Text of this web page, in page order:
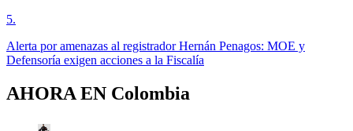
5.
Alerta por amenazas al registrador Hernán Penagos: MOE y
Defensoría exigen acciones a la Fiscalía
AHORA EN Colombia